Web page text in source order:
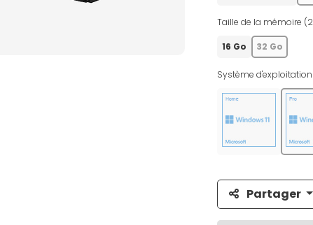
Taille de la mémoire
16 Go 32 Go
Système
Partager